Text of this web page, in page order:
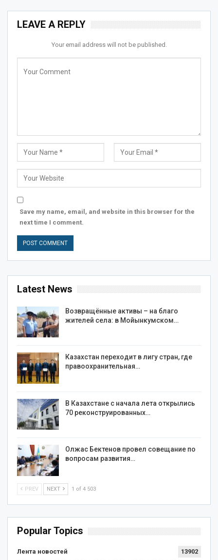
LEAVE A REPLY
Your email address will not be published.
Save my name, email, and website in this browser for the
next time I comment.
Latest News
Возвращённые активы – на благо
жителей села: в Мойынкумском…
Казахстан переходит в лигу стран, где
правоохранительная…
В Казахстане с начала лета открылись
70 реконструированных…
Олжас Бектенов провел совещание по
вопросам развития…
PREV NEXT 1 of 4 503
Popular Topics
Лента новостей 13902